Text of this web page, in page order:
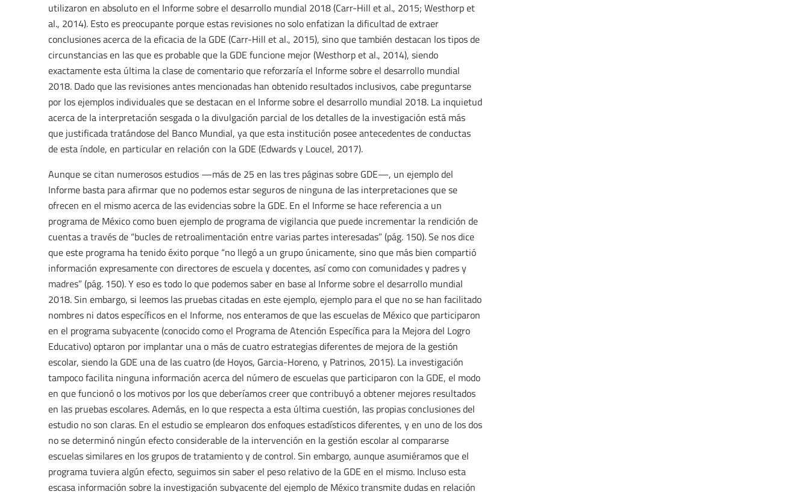
utilizaron en absoluto en el Informe sobre el desarrollo mundial 2018 (Carr-Hill et al., 2015; Westhorp et
al., 2014). Esto es preocupante porque estas revisiones no solo enfatizan la dificultad de extraer
conclusiones acerca de la eficacia de la GDE (Carr-Hill et al., 2015), sino que también destacan los tipos de
circunstancias en las que es probable que la GDE funcione mejor (Westhorp et al., 2014), siendo
exactamente esta última la clase de comentario que reforzaría el Informe sobre el desarrollo mundial
2018. Dado que las revisiones antes mencionadas han obtenido resultados inclusivos, cabe preguntarse
por los ejemplos individuales que se destacan en el Informe sobre el desarrollo mundial 2018. La inquietud
acerca de la interpretación sesgada o la divulgación parcial de los detalles de la investigación está más
que justificada tratándose del Banco Mundial, ya que esta institución posee antecedentes de conductas
de esta índole, en particular en relación con la GDE (Edwards y Loucel, 2017).
Aunque se citan numerosos estudios —más de 25 en las tres páginas sobre GDE—, un ejemplo del
Informe basta para afirmar que no podemos estar seguros de ninguna de las interpretaciones que se
ofrecen en el mismo acerca de las evidencias sobre la GDE. En el Informe se hace referencia a un
programa de México como buen ejemplo de programa de vigilancia que puede incrementar la rendición de
cuentas a través de “bucles de retroalimentación entre varias partes interesadas” (pág. 150). Se nos dice
que este programa ha tenido éxito porque “no llegó a un grupo únicamente, sino que más bien compartió
información expresamente con directores de escuela y docentes, así como con comunidades y padres y
madres” (pág. 150). Y eso es todo lo que podemos saber en base al Informe sobre el desarrollo mundial
2018. Sin embargo, si leemos las pruebas citadas en este ejemplo, ejemplo para el que no se han facilitado
nombres ni datos específicos en el Informe, nos enteramos de que las escuelas de México que participaron
en el programa subyacente (conocido como el Programa de Atención Específica para la Mejora del Logro
Educativo) optaron por implantar una o más de cuatro estrategias diferentes de mejora de la gestión
escolar, siendo la GDE una de las cuatro (de Hoyos, Garcia-Horeno, y Patrinos, 2015). La investigación
tampoco facilita ninguna información acerca del número de escuelas que participaron con la GDE, el modo
en que funcionó o los motivos por los que deberíamos creer que contribuyó a obtener mejores resultados
en las pruebas escolares. Además, en lo que respecta a esta última cuestión, las propias conclusiones del
estudio no son claras. En el estudio se emplearon dos enfoques estadísticos diferentes, y en uno de los dos
no se determinó ningún efecto considerable de la intervención en la gestión escolar al compararse
escuelas similares en los grupos de tratamiento y de control. Sin embargo, aunque asumiéramos que el
programa tuviera algún efecto, seguimos sin saber el peso relativo de la GDE en el mismo. Incluso esta
escasa información sobre la investigación subyacente del ejemplo de México transmite dudas en relación